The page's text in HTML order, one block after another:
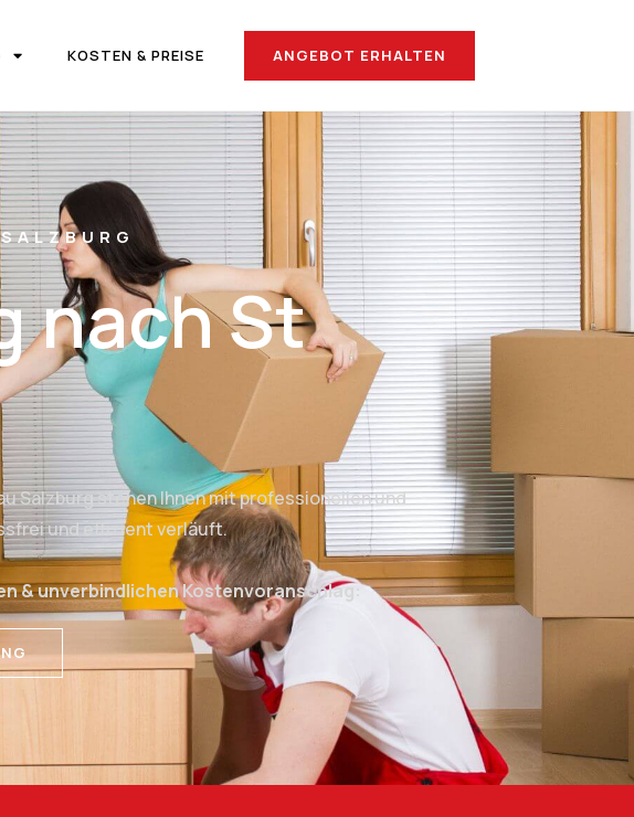
KOSTEN & PREISE ANGEBOT ERHALTEN
nach St
Salzburg stehen Ihnen mit professionellen und
und effizient verläuft.
& unverbindlichen Kostenvoranschlag: